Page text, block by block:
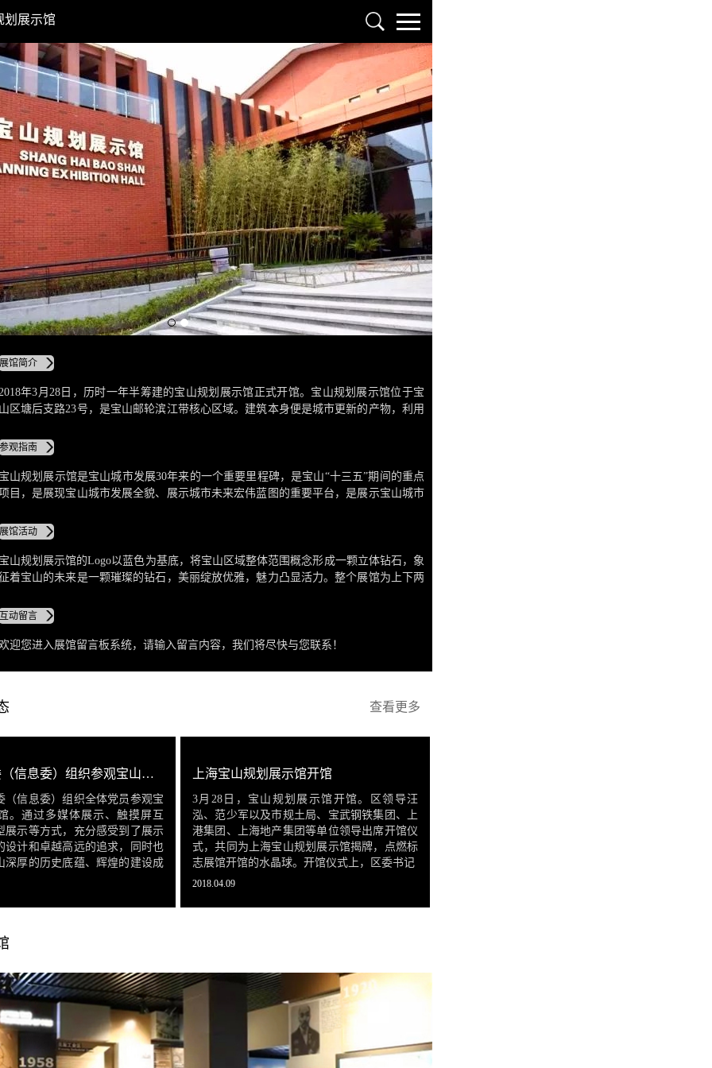
划展示馆
馆简介
年3月28日，历时一年半筹建的宝山规划展示馆正式开馆。宝山规划展示馆位于宝
区塘后支路23号，是宝山邮轮滨江带核心区域。建筑本身便是城市更新的产物，利用
方米，是集规划展示、城市研究、学术交流、创新实践于一体的重要基地。
观指南
山规划展示馆是宝山城市发展30年来的一个重要里程碑，是宝山“十三五”期间的重点
目，是展现宝山城市发展全貌、展示城市未来宏伟蓝图的重要平台，是展示宝山城市
。
馆活动
山规划展示馆的Logo以蓝色为基底，将宝山区域整体范围概念形成一颗立体钻石，象
着宝山的未来是一颗璀璨的钻石，美丽绽放优雅，魅力凸显活力。整个展馆为上下两
动留言
迎您进入展馆留言板系统，请输入留言内容，我们将尽快与您联系！
查看更多
宝山区经委（信息委）组织参观宝山规划展示馆
（信息委）组织全体党员参观宝
。通过多媒体展示、触摸屏互
展示等方式，充分感受到了展示
设计和卓越高远的追求，同时也
深厚的历史底蕴、辉煌的建设成
上海宝山规划展示馆开馆
3月28日，宝山规划展示馆开馆。区领导汪
泓、范少军以及市规土局、宝武钢铁集团、上
港集团、上海地产集团等单位领导出席开馆仪
式，共同为上海宝山规划展示馆揭牌，点燃标
志展馆开馆的水晶球。开馆仪式上，区委书记
2018.04.09